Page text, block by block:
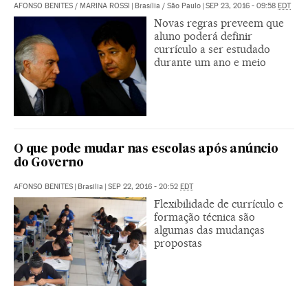
AFONSO BENITES / MARINA ROSSI | Brasília / São Paulo | SEP 23, 2016 - 09:58 EDT
Novas regras preveem que
aluno poderá definir
currículo a ser estudado
durante um ano e meio
O que pode mudar nas escolas após anúncio
do Governo
AFONSO BENITES | Brasilia | SEP 22, 2016 - 20:52 EDT
Flexibilidade de currículo e
formação técnica são
algumas das mudanças
propostas